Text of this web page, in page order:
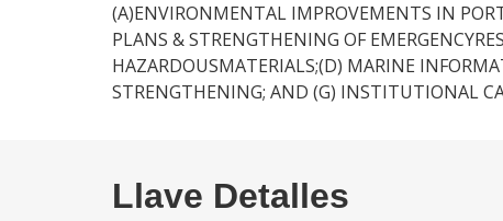
(A)ENVIRONMENTAL IMPROVEMENTS IN
PLANS & STRENGTHENING OF
HAZARDOUSMATERIALS;(D) MARINE
STRENGTHENING; AND (G) INSTITUTIONAL
Llave Detalles